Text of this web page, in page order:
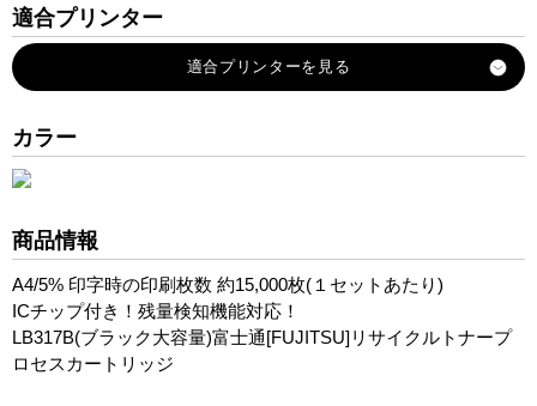
適合プリンター
Printia-LASER-XL-9280
Printia-LASER-XL-9281
Printia-LASER-XL-9310
Printia-LASER-XL-9311
カラー
商品情報
A4/5% 印字時の印刷枚数 約15,000枚(１セットあたり)
ICチップ付き！残量検知機能対応！
LB317B(ブラック大容量)富士通[FUJITSU]リサイクルトナープ
ロセスカートリッジ